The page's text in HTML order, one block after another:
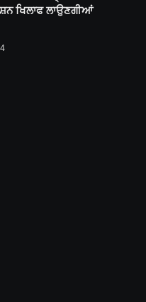
ਖਿਲਾਫ ਲਾਉਣਗੀਆਂ